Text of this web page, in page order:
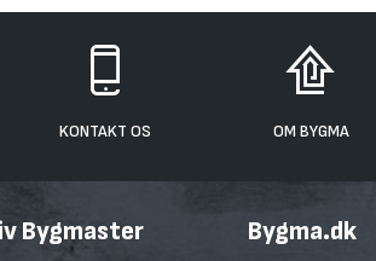
KONTAKT OS OM BYGMA
Bygmaster Bygma.dk